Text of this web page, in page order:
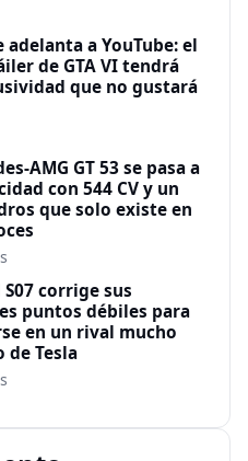
adelanta a YouTube: el
de GTA VI tendrá
que no gustará
AMG GT 53 se pasa a
con 544 CV y un
que solo existe en
S07 corrige sus
puntos débiles para
en un rival mucho
de Tesla